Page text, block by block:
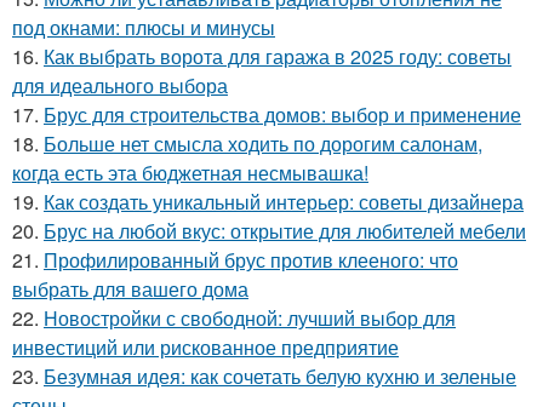
под окнами: плюсы и минусы
16. Как выбрать ворота для гаража в 2025 году: советы
для идеального выбора
17. Брус для строительства домов: выбор и применение
18. Больше нет смысла ходить по дорогим салонам,
когда есть эта бюджетная несмывашка!
19. Как создать уникальный интерьер: советы дизайнера
20. Брус на любой вкус: открытие для любителей мебели
21. Профилированный брус против клееного: что
выбрать для вашего дома
22. Новостройки с свободной: лучший выбор для
инвестиций или рискованное предприятие
23. Безумная идея: как сочетать белую кухню и зеленые